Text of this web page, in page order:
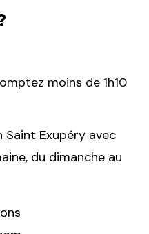
moins de 1h10
Saint Exupéry avec
du dimanche au